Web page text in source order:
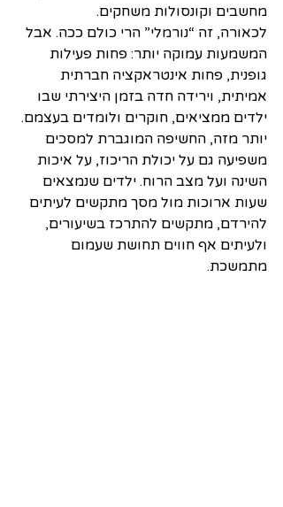
מחשבים וקונסולות משחקים.
לכאורה, זה “נורמלי” הרי כולם ככה. אבל
המשמעות עמוקה יותר: פחות פעילות
גופנית, פחות אינטראקציה חברתית
אמיתית, וירידה חדה בזמן היצירתי שבו
ילדים ממציאים, חוקרים ולומדים בעצמם.
יותר מזה, החשיפה המוגברת למסכים
משפיעה גם על יכולת הריכוז, על איכות
השינה ועל מצב הרוח. ילדים שנמצאים
שעות ארוכות מול מסך מתקשים לעיתים
להירדם, מתקשים להתרכז בשיעורים,
ולעיתים אף חווים תחושת שעמום
מתמשכת.